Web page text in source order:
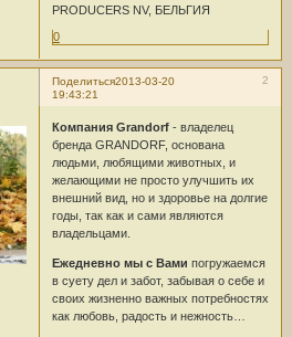
PRODUCERS NV, БЕЛЬГИЯ
0
Поделиться 2
2013-03-20
19:43:21
Компания Grandorf - владелец
бренда GRANDORF, основана
людьми, любящими животных, и
желающими не просто улучшить их
внешний вид, но и здоровье на долгие
годы, так как и сами являются
владельцами.
Ежедневно мы с Вами погружаемся
в суету дел и забот, забывая о себе и
своих жизненно важных потребностях
как любовь, радость и нежность…